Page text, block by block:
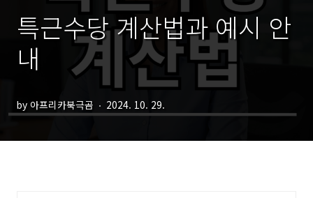
특근수당 계산법과 예시 안
내
by 아프리카북극곰 2024. 10. 29.